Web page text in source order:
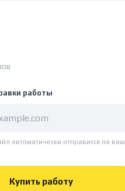
работы
автоматически отправится на ваш
Купить работу